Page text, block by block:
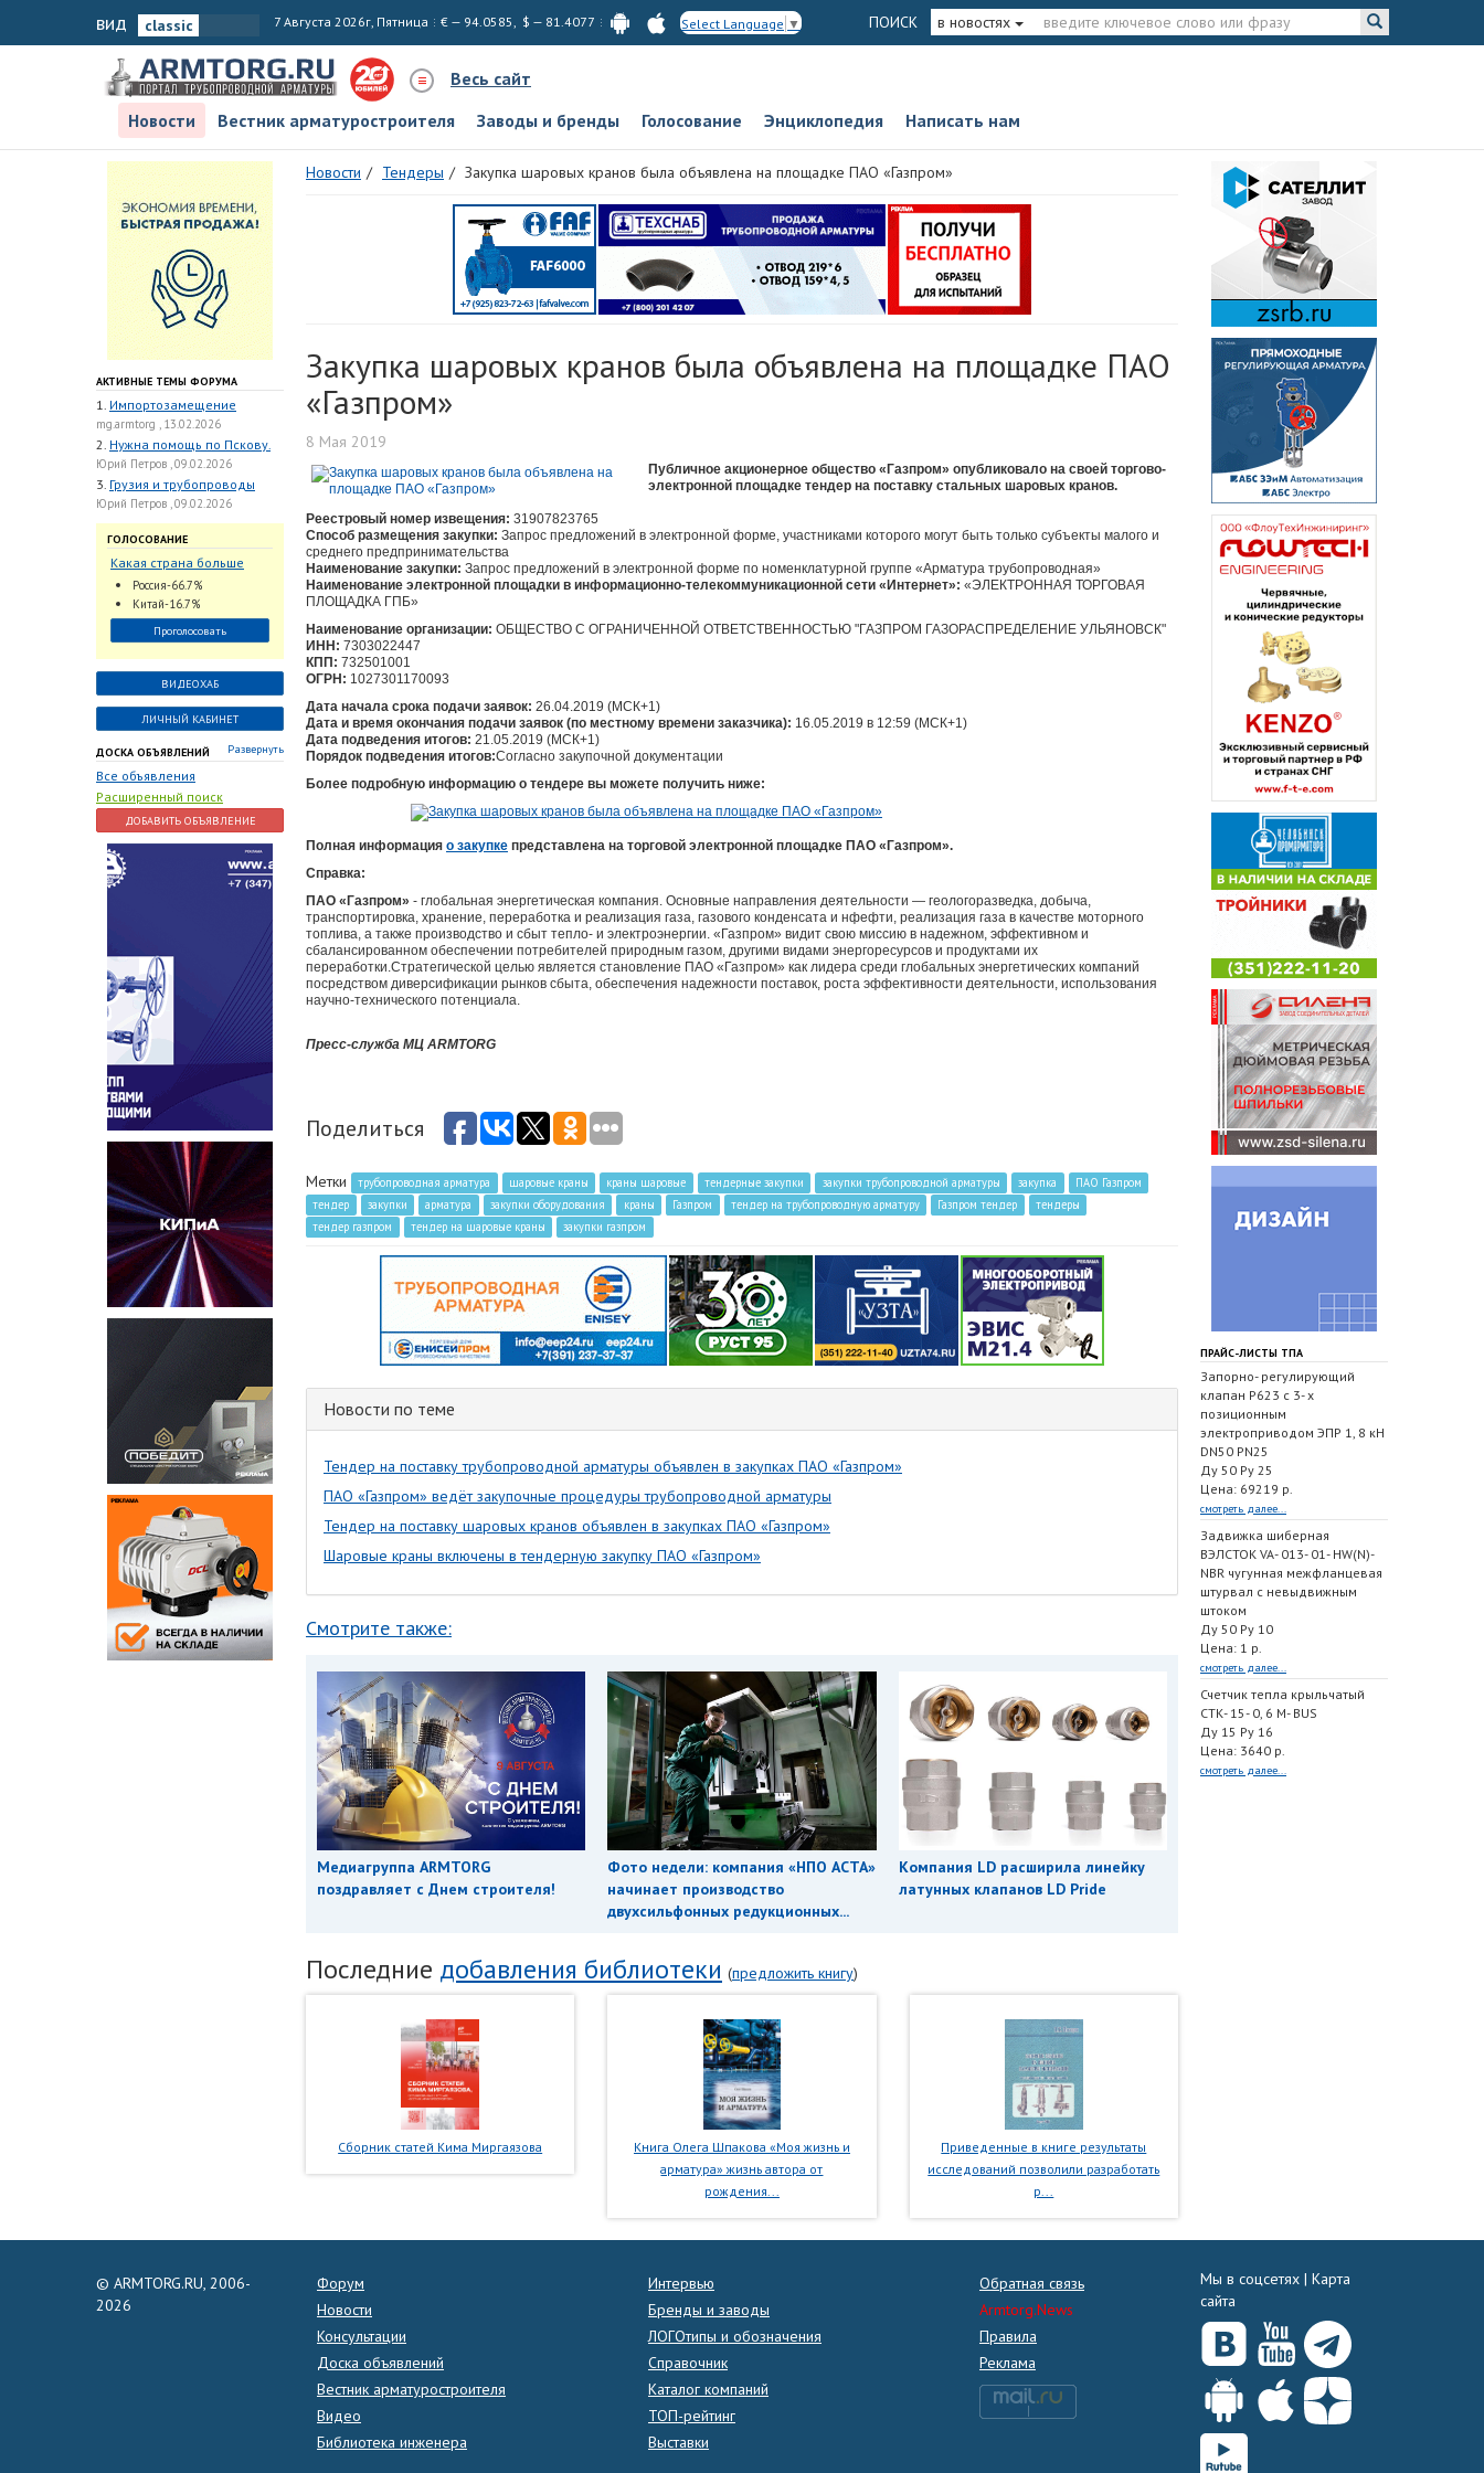
вид 7 Августа 2026г, Пятница € — 94.0585, $ — 81.4077 Select Language ▼ ПОИСК в новостях
Весь сайт
Новости
Вестник арматуростроителя Заводы и бренды Голосование Энциклопедия Написать нам
АКТИВНЫЕ ТЕМЫ ФОРУМА
1. Импортозамещение
mg.armtorg , 13.02.2026
2. Нужна помощь по Пскову.
Юрий Петров , 09.02.2026
3. Грузия и трубопроводы
Юрий Петров , 09.02.2026
ГОЛОСОВАНИЕ
Какая страна больше
всего поставляет
трубопроводную
арматуру в химическую
отрасль?
Россия-66.7%
Китай-16.7%
Проголосовать
ВИДЕОХАБ
ЛИЧНЫЙ КАБИНЕТ
ДОСКА ОБЪЯВЛЕНИЙ Развернуть
Все объявления
Расширенный поиск
ДОБАВИТЬ ОБЪЯВЛЕНИЕ
Новости Тендеры Закупка шаровых кранов была объявлена на площадке ПАО «Газпром»
Закупка шаровых кранов была объявлена на площадке ПАО
«Газпром»
8 Мая 2019
Публичное акционерное общество «Газпром» опубликовало на своей торгово-
электронной площадке тендер на поставку стальных шаровых кранов.
Реестровый номер извещения: 31907823765
Способ размещения закупки: Запрос предложений в электронной форме, участниками которого могут быть только субъекты малого и
среднего предпринимательства
Наименование закупки: Запрос предложений в электронной форме по номенклатурной группе «Арматура трубопроводная»
Наименование электронной площадки в информационно-телекоммуникационной сети «Интернет»: «ЭЛЕКТРОННАЯ ТОРГОВАЯ
ПЛОЩАДКА ГПБ»
Наименование организации: ОБЩЕСТВО С ОГРАНИЧЕННОЙ ОТВЕТСТВЕННОСТЬЮ "ГАЗПРОМ ГАЗОРАСПРЕДЕЛЕНИЕ УЛЬЯНОВСК"
ИНН: 7303022447
КПП: 732501001
ОГРН: 1027301170093
Дата начала срока подачи заявок: 26.04.2019 (МСК+1)
Дата и время окончания подачи заявок (по местному времени заказчика): 16.05.2019 в 12:59 (МСК+1)
Дата подведения итогов: 21.05.2019 (МСК+1)
Порядок подведения итогов:Согласно закупочной документации
Более подробную информацию о тендере вы можете получить ниже:
Полная информация о закупке представлена на торговой электронной площадке ПАО «Газпром».
Справка:
ПАО «Газпром» - глобальная энергетическая компания. Основные направления деятельности — геологоразведка, добыча,
транспортировка, хранение, переработка и реализация газа, газового конденсата и нфефти, реализация газа в качестве моторного
топлива, а также производство и сбыт тепло- и электроэнергии. «Газпром» видит свою миссию в надежном, эффективном и
сбалансированном обеспечении потребителей природным газом, другими видами энергоресурсов и продуктами их
переработки.Стратегической целью является становление ПАО «Газпром» как лидера среди глобальных энергетических компаний
посредством диверсификации рынков сбыта, обеспечения надежности поставок, роста эффективности деятельности, использования
научно-технического потенциала.
Пресс-служба МЦ ARMTORG
Поделиться
Метки трубопроводная арматура шаровые краны краны шаровые тендерные закупки закупки трубопроводной арматуры закупка
ПАО Газпром
тендер
закупки арматура закупки оборудования краны Газпрoм тендер на трубопроводную арматуру Газпром тендер
тендеры
тендер газпром
тендер на шаровые краны закупки газпром
Новости по теме
Тендер на поставку трубопроводной арматуры объявлен в закупках ПАО «Газпром»
ПАО «Газпром» ведёт закупочные процедуры трубопроводной арматуры
Тендер на поставку шаровых кранов объявлен в закупках ПАО «Газпром»
Шаровые краны включены в тендерную закупку ПАО «Газпром»
Смотрите также:
Медиагруппа ARMTORG
поздравляет с Днем строителя!
Фото недели: компания «НПО АСТА»
начинает производство
двухсильфонных редукционных...
Компания LD расширила линейку
латунных клапанов LD Pride
Последние добавления библиотеки (предложить книгу)
Сборник статей Кима Миргаязова
Книга Олега Шпакова «Моя жизнь и
арматура» жизнь автора от
рождения...
Приведенные в книге результаты
исследований позволили разработать
р...
ПРАЙС-ЛИСТЫ ТПА
Запорно- регулирующий
клапан Р623 с 3- х
позиционным
электроприводом ЭПР 1, 8 кН
DN50 PN25
Ду 50 Ру 25
Цена: 69219 р.
смотреть далее...
Задвижка шиберная
ВЭЛСТОК VA- 013- 01- HW(N)-
NBR чугунная межфланцевая
штурвал с невыдвижным
штоком
Ду 50 Ру 10
Цена: 1 р.
смотреть далее...
Счетчик тепла крыльчатый
СТК- 15- 0, 6 M- BUS
Ду 15 Ру 16
Цена: 3640 р.
смотреть далее...
© ARMTORG.RU, 2006-
2026
Форум
Новости
Консультации
Доска объявлений
Вестник арматуростроителя
Видео
Библиотека инженера
Интервью
Бренды и заводы
ЛОГОтипы и обозначения
Справочник
Каталог компаний
ТОП-рейтинг
Выставки
Обратная связь
Armtorg.News
Правила
Реклама
Мы в соцсетях | Карта
сайта